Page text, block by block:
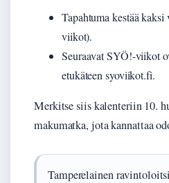
Tapahtuma kestää
viikot).
Seuraavat SYÖ!-viikot
etukäteen syoviikot.fi.
Merkitse siis kalenteriin 10.
makumatka, jota kannattaa
Tamperelainen